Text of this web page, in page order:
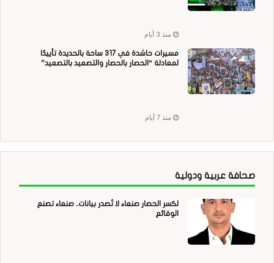
منذ 3 أيام
مسيرات حاشدة في 317 ساحة بالحديدة تأييدًا
لمعادلة “الحصار بالحصار والتصعيد بالتصعيد”
منذ 7 أيام
صحافة عربية ودولية
لكسر الحصار صنعاء لا تُصدر بيانات.. صنعاء تصنع
الوقائع